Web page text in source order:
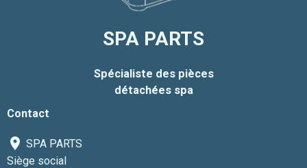
SPA PARTS
Spécialiste des pièces
détachées spa
Contact
SPA PARTS
Siège social